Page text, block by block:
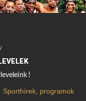
!
Sporthírek, programok